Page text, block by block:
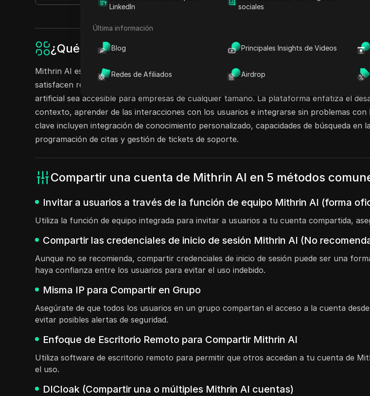
LinkedIn
sociales
Última información
Blog Principales Insights de Videos
Redes de Afiliados Airdrop
¿Qué es Mithrin AI?
Mithrin AI es una plataforma sin código diseñada para crear agentes de IA, permitiendo
satisfacen requisitos comerciales específicos. Al fusionar modelos de lenguaje
artificial sea accesible para empresas de cualquier tamaño. La plataforma enfatiza el
contexto, aprender de las interacciones con los usuarios e integrarse sin problemas
clave incluyen integración de conocimiento personalizado, capacidades de búsqueda en
programación de citas y gestión de tickets de soporte.
Compartir una cuenta de Mithrin AI en 5 métodos
Invitar a usuarios a través de la función de equipo Mithrin AI (forma
Utiliza la función de equipo integrada para invitar a usuarios a tu cuenta compartida,
Compartir las credenciales de inicio de sesión Mithrin AI (No
Aunque no se recomienda, compartir credenciales de inicio de sesión puede ser una
haya confianza entre los usuarios para evitar el uso indebido.
Misma IP para Compartir en Grupo
Asegúrate de que todos los usuarios en un grupo compartan el acceso a la cuenta
evitar posibles alertas de seguridad.
Enfoque de Escritorio Remoto para Compartir Mithrin AI
Utiliza software de escritorio remoto para permitir que otros accedan a tu cuenta de
el uso.
DICloak (Compartir una o múltiples Mithrin AI cuentas)